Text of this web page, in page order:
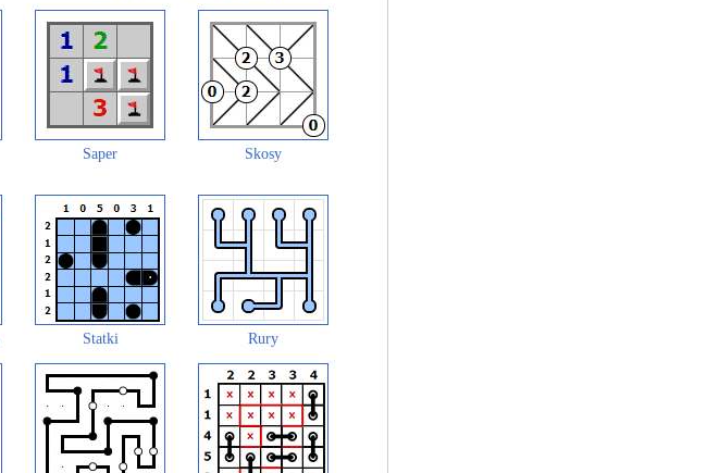
Saper Skosy
Statki Rury